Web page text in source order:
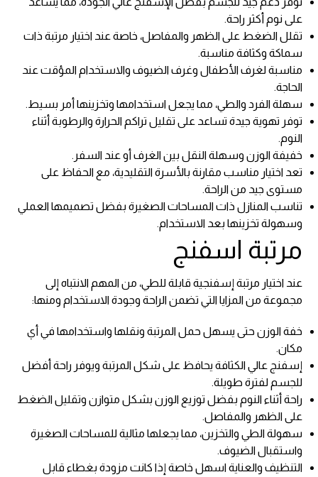
على نوم أكثر راحة.
تقلل الضغط على الظهر والمفاصل، خاصة عند اختيار مرتبة ذات
سماكة وكثافة مناسبة.
مناسبة لغرف الأطفال وغرف الضيوف والاستخدام المؤقت عند
الحاجة.
سهلة الفرد والطي، مما يجعل استخدامها وتخزينها أمر بسيط.
توفر تهوية جيدة تساعد على تقليل تراكم الحرارة والرطوبة أثناء
النوم.
خفيفة الوزن وسهلة النقل بين الغرف أو عند السفر.
تعد اختيار مناسب مقارنة بالأسرة التقليدية، مع الحفاظ على
مستوى جيد من الراحة.
تناسب المنازل ذات المساحات الصغيرة بفضل تصميمها العملي
وسهولة تخزينها بعد الاستخدام.
مرتبة اسفنج
عند اختيار مرتبة إسفنجية قابلة للطي، من المهم الانتباه إلى
مجموعة من المزايا التي تضمن الراحة وجودة الاستخدام ومنها:
خفة الوزن حتى يسهل حمل المرتبة ونقلها واستخدامها في أي
مكان.
إسفنج عالي الكثافة يحافظ على شكل المرتبة ويوفر راحة أفضل
للجسم لفترة طويلة.
راحة أثناء النوم بفضل توزيع الوزن بشكل متوازن وتقليل الضغط
على الظهر والمفاصل.
سهولة الطي والتخزين، مما يجعلها مثالية للمساحات الصغيرة
واستقبال الضيوف.
التنظيف والعناية اسهل خاصة إذا كانت مزودة بغطاء قابل